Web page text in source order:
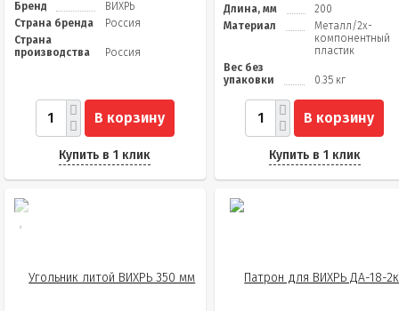
Бренд
ВИХРЬ
Страна бренда
Россия
Страна
производства
Россия
В корзину
Купить в 1 клик
Длина, мм
200
Материал
Металл/2х-
компонентный
пластик
Вес без
упаковки
0.35 кг
В корзину
Купить в 1 клик